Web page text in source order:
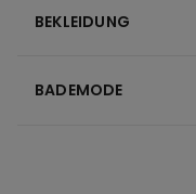
BEKLEIDUNG
BADEMODE